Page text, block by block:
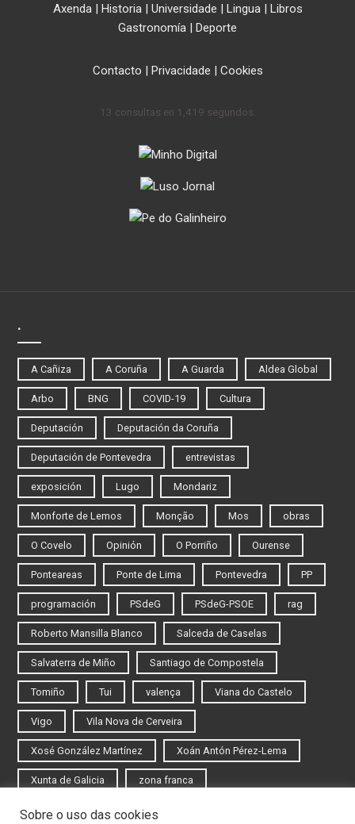
Axenda| Historia| Universidade | Lingua| Libros
Gastronomía | Deporte
Contacto | Privacidade | Cookies
13 consultas en 1,419 segundos.
.
A Cañiza A Coruña A Guarda Aldea Global
Arbo BNG COVID-19 Cultura
Deputación Deputación da Coruña
Deputación de Pontevedra entrevistas
exposición Lugo Mondariz
Monforte de Lemos Monção Mos obras
O Covelo Opinión O Porriño Ourense
Ponteareas Ponte de Lima Pontevedra PP
programación PSdeG PSdeG-PSOE rag
Roberto Mansilla Blanco Salceda de Caselas
Salvaterra de Miño Santiago de Compostela
Tomiño Tui valença Viana do Castelo
Vigo Vila Nova de Cerveira
Xosé González Martínez Xoán Antón Pérez-Lema
Xunta de Galicia zona franca
Sobre o uso das cookies